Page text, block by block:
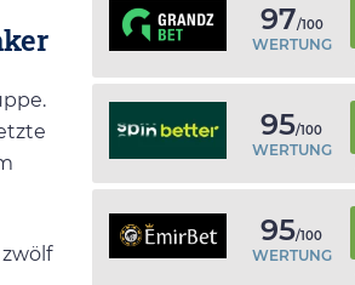
97/100
WERTUNG
95/100
WERTUNG
95/100
WERTUNG